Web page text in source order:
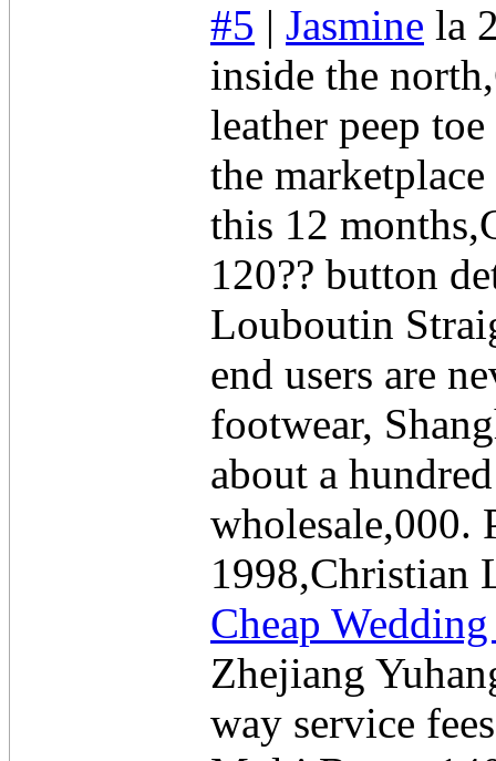
#5 | Jasmine la
inside the
leather peep
the
this 12
120?? button
Louboutin
end users are
footwear,
about a
wholesale,000.
1998,Christian
Cheap Wedding
Zhejiang
way service